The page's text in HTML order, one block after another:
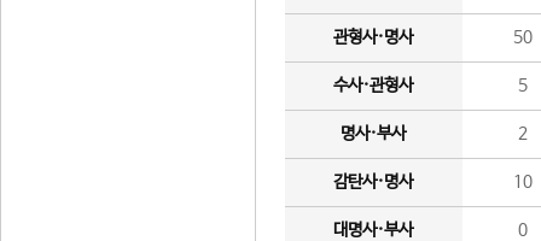
관형사·명사 50
수사·관형사 5
명사·부사 2
감탄사·명사 10
대명사·부사 0